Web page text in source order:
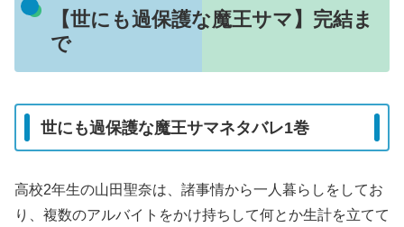
【世にも過保護な魔王サマ】完結ま
で
世にも過保護な魔王サマネタバレ1巻
高校2年生の山田聖奈は、諸事情から一人暮らしをしてお
り、複数のアルバイトをかけ持ちして何とか生計を立てて